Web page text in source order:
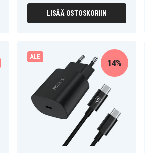
LISÄÄ OSTOSKORIIN
ALE
14%